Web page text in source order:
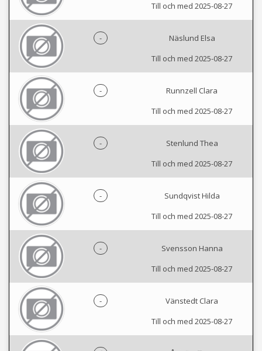
Till och med 2025-08-27
-
Näslund Elsa
Till och med 2025-08-27
-
Runnzell Clara
Till och med 2025-08-27
-
Stenlund Thea
Till och med 2025-08-27
-
Sundqvist Hilda
Till och med 2025-08-27
-
Svensson Hanna
Till och med 2025-08-27
-
Vänstedt Clara
Till och med 2025-08-27